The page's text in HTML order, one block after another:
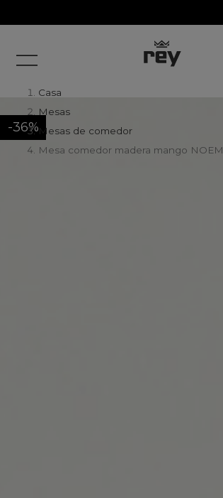
Casa
Mesas
Mesas de comedor
Mesa comedor madera mango NOEM
-36%